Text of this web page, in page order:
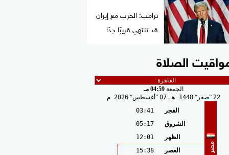
ترامب: الحرب مع إيران
قد تنتهي قريبًا جدًا
الصلاة
الجمعة 04:59 مـ
22 صفر 1448 هـ 07 أغسطس 2026 م
مصر
الفجر
03:41
الشروق
05:17
الظهر
12:01
العصر
15:38